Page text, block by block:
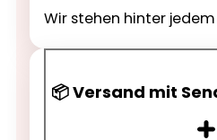
Wir stehen hinter
📦 Versand mit